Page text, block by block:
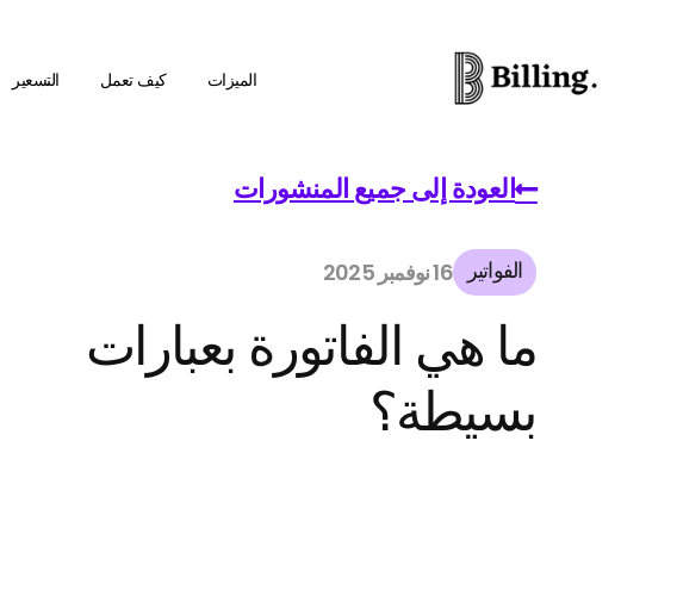
الميزات كيف تعمل التسعير
العودة إلى جميع المنشورات
الفواتير 16 نوفمبر 2025
ما هي الفاتورة بعبارات
بسيطة؟